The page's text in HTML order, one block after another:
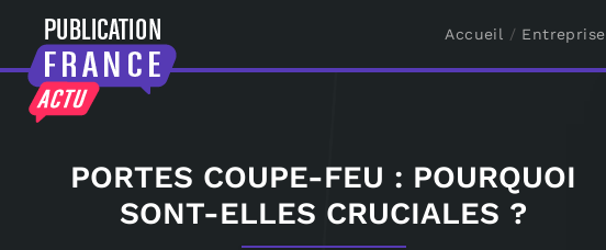
Accueil / Entreprise
PORTES COUPE-FEU : POURQUOI
SONT-ELLES CRUCIALES ?